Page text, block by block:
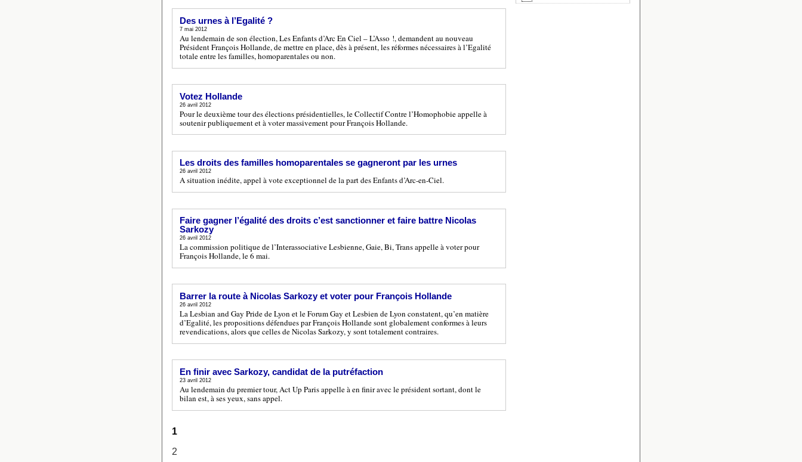
Des urnes à l’Egalité ?
7 mai 2012
Au lendemain de son élection, Les Enfants d’Arc En Ciel – L’Asso !, demandent au nouveau
Président François Hollande, de mettre en place, dès à présent, les réformes nécessaires à l’Egalité
totale entre les familles, homoparentales ou non.
Votez Hollande
26 avril 2012
Pour le deuxième tour des élections présidentielles, le Collectif Contre l’Homophobie appelle à
soutenir publiquement et à voter massivement pour François Hollande.
Les droits des familles homoparentales se gagneront par les urnes
26 avril 2012
A situation inédite, appel à vote exceptionnel de la part des Enfants d’Arc-en-Ciel.
Faire gagner l’égalité des droits c’est sanctionner et faire battre Nicolas
Sarkozy
26 avril 2012
La commission politique de l’Interassociative Lesbienne, Gaie, Bi, Trans appelle à voter pour
François Hollande, le 6 mai.
Barrer la route à Nicolas Sarkozy et voter pour François Hollande
26 avril 2012
La Lesbian and Gay Pride de Lyon et le Forum Gay et Lesbien de Lyon constatent, qu’en matière
d’Egalité, les propositions défendues par François Hollande sont globalement conformes à leurs
revendications, alors que celles de Nicolas Sarkozy, y sont totalement contraires.
En finir avec Sarkozy, candidat de la putréfaction
23 avril 2012
Au lendemain du premier tour, Act Up Paris appelle à en finir avec le président sortant, dont le
bilan est, à ses yeux, sans appel.
1
2